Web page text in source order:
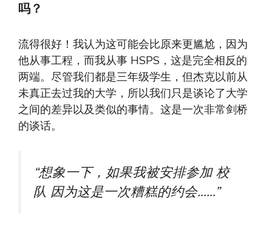
吗？
流得很好！我认为这可能会比原来更尴尬，因为
他从事工程，而我从事 HSPS，这是完全相反的
两端。尽管我们都是三年级学生，但杰克以前从
未真正去过我的大学，所以我们只是谈论了大学
之间的差异以及类似的事情。这是一次非常剑桥
的谈话。
“想象一下，如果我被安排参加校
队 因为这是一次糟糕的约会……”